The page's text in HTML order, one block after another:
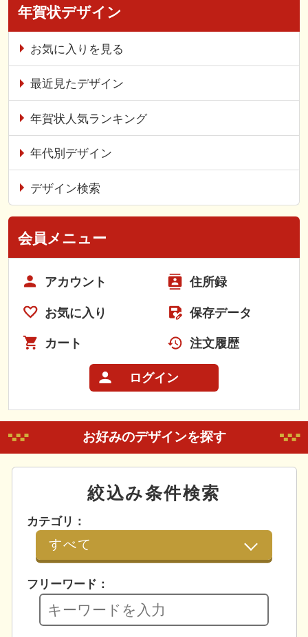
年賀状デザイン
お気に入りを見る
最近見たデザイン
年賀状人気ランキング
年代別デザイン
デザイン検索
会員メニュー
アカウント 住所録
お気に入り 保存データ
カート 注文履歴
ログイン
お好みのデザインを探す
絞込み条件検索
カテゴリ：
フリーワード：